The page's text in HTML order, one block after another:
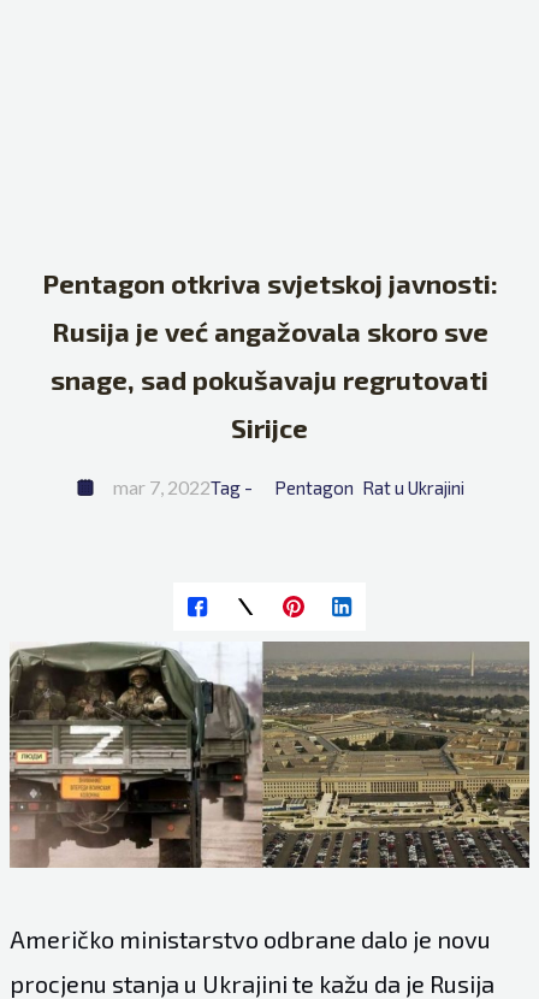
Pentagon otkriva svjetskoj javnosti:
Rusija je već angažovala skoro sve
snage, sad pokušavaju regrutovati
Sirijce
mar 7, 2022Tag - Pentagon Rat u Ukrajini
Američko ministarstvo odbrane dalo je novu
procjenu stanja u Ukrajini te kažu da je Rusija